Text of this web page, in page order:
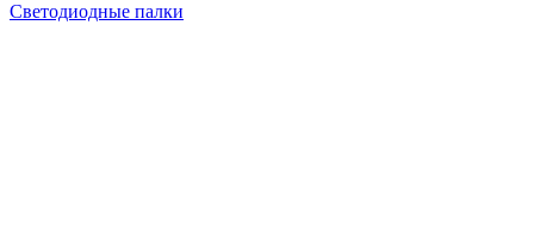
Светодиодные палки